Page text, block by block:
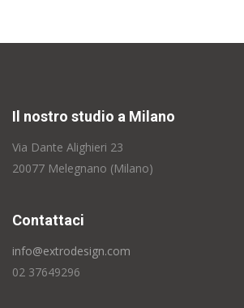
Il nostro studio a Milano
Via Dante Alighieri 23
20077 Melegnano (Milano)
Contattaci
info@extrodesign.com
02 37649296